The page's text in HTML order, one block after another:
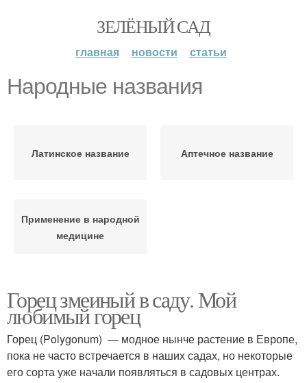
ЗЕЛЁНЫЙ САД
главная новости статьи
Народные названия
Латинское название Аптечное название
Применение в народной
медицине
Горец змеиный в саду. Мой
любимый горец
Горец (Polygonum) — модное нынче растение в Европе,
пока не часто встречается в наших садах, но некоторые
его сорта уже начали появляться в садовых центрах.